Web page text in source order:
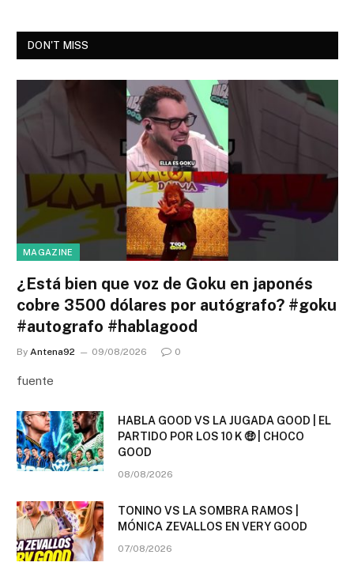
DON'T MISS
MAGAZINE
¿Está bien que voz de Goku en japonés
cobre 3500 dólares por autógrafo? #goku
#autografo #hablagood
By Antena92 09/08/2026 0
fuente
HABLA GOOD VS LA JUGADA GOOD | EL
PARTIDO POR LOS 10 K 🤑 | CHOCO
GOOD
08/08/2026
TONINO VS LA SOMBRA RAMOS |
MÓNICA ZEVALLOS EN VERY GOOD
07/08/2026